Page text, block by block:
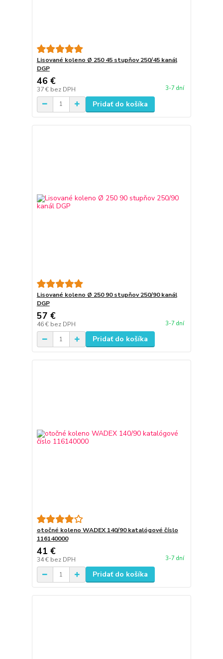
Lisované koleno Ø 250 45 stupňov 250/45 kanál
DGP
46 €
37 € bez DPH 3-7 dní
Pridať do košíka
Lisované koleno Ø 250 90 stupňov 250/90 kanál
DGP
57 €
46 € bez DPH 3-7 dní
Pridať do košíka
otočné koleno WADEX 140/90 katalógové číslo
116140000
41 €
34 € bez DPH 3-7 dní
Pridať do košíka